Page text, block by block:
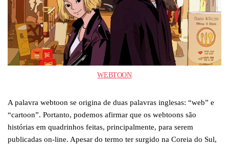
WEBTOON
A palavra webtoon se origina de duas palavras inglesas: “web” e
“cartoon”. Portanto, podemos afirmar que os webtoons são
histórias em quadrinhos feitas, principalmente, para serem
publicadas on-line. Apesar do termo ter surgido na Coreia do Sul,